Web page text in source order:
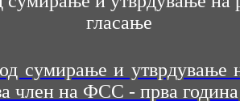
гласање
сумирање и утврдување
член на ФСС - прва година